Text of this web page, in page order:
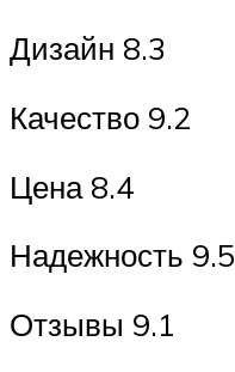
Дизайн 8.3
Качество 9.2
Цена 8.4
Надежность 9.5
Отзывы 9.1